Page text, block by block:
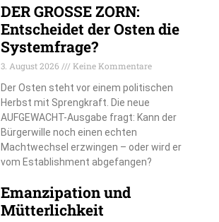
DER GROSSE ZORN:
Entscheidet der Osten die
Systemfrage?
3. August 2026
Keine Kommentare
Der Osten steht vor einem politischen
Herbst mit Sprengkraft. Die neue
AUFGEWACHT-Ausgabe fragt: Kann der
Bürgerwille noch einen echten
Machtwechsel erzwingen – oder wird er
vom Establishment abgefangen?
Emanzipation und
Mütterlichkeit